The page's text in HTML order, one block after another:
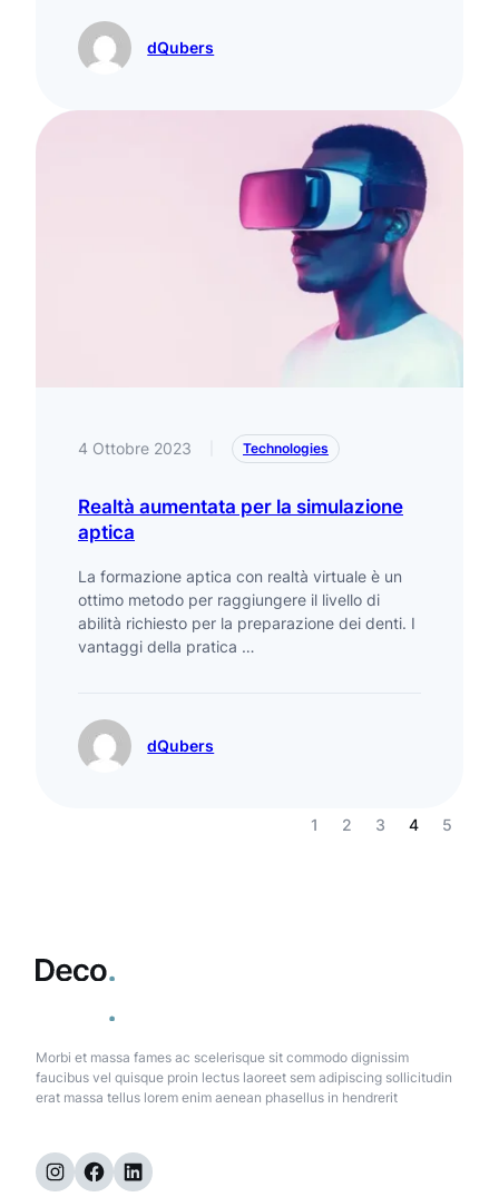
dQubers
4 Ottobre 2023 Technologies
Realtà aumentata per la simulazione
aptica
La formazione aptica con realtà virtuale è un
ottimo metodo per raggiungere il livello di
abilità richiesto per la preparazione dei denti. I
vantaggi della pratica …
dQubers
1 2 3 4 5
Morbi et massa fames ac scelerisque sit commodo dignissim
faucibus vel quisque proin lectus laoreet sem adipiscing sollicitudin
erat massa tellus lorem enim aenean phasellus in hendrerit
Instagram Facebook LinkedIn